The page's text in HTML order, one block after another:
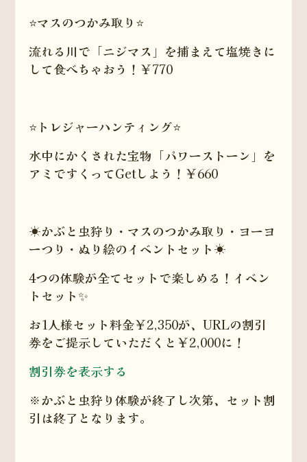
⭐️マスのつかみ取り⭐️
流れる川で「ニジマス」を捕まえて塩焼きに
して食べちゃおう！￥770
⭐️トレジャーハンティング⭐️
水中にかくされた宝物「パワーストーン」を
アミですくってGetしよう！￥660
☀️かぶと虫狩り・マスのつかみ取り・ヨーヨ
ーつり・ぬり絵のイベントセット☀️
4つの体験が全てセットで楽しめる！イベン
トセット✨
お1人様セット料金￥2,350が、URLの割引
券をご提示していただくと￥2,000に！
割引券を表示する
※かぶと虫狩り体験が終了し次第、セット割
引は終了となります。